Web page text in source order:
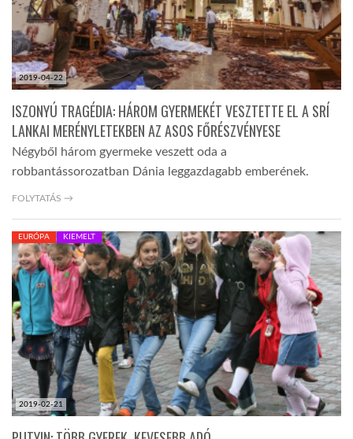
2019-04-22
ISZONYÚ TRAGÉDIA: HÁROM GYERMEKÉT VESZTETTE EL A SRÍ
LANKAI MERÉNYLETEKBEN AZ ASOS FŐRÉSZVÉNYESE
Négyből három gyermeke veszett oda a
robbantássorozatban Dánia leggazdagabb emberének.
FOLYTATÁS →
2019-02-21
EURÓPA KIEMELT